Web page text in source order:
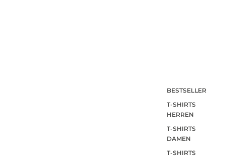
BESTSELLER
T-SHIRTS
HERREN
T-SHIRTS
DAMEN
T-SHIRTS